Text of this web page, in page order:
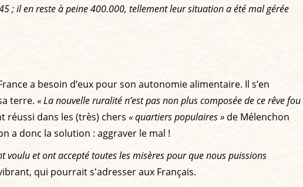
; il en reste à peine 400.000, tellement leur situation a été mal gérée
a besoin d’eux pour son autonomie alimentaire. Il s’en
terre. « La nouvelle ruralité n’est pas non plus composée de ce rêve fou
réussi dans les (très) chers « quartiers populaires » de Mélenchon
a donc la solution : aggraver le mal !
voulu et ont accepté toutes les misères pour que nous puissions
qui pourrait s'adresser aux Français.